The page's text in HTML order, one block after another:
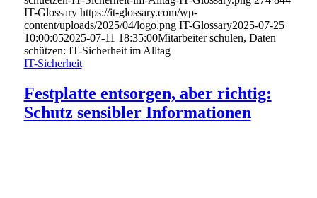
IT-Glossary https://it-glossary.com/wp-
content/uploads/2025/04/logo.png IT-Glossary2025-07-25
10:00:052025-07-11 18:35:00Mitarbeiter schulen, Daten
schützen: IT-Sicherheit im Alltag
IT-Sicherheit
Festplatte entsorgen, aber richtig:
Schutz sensibler Informationen